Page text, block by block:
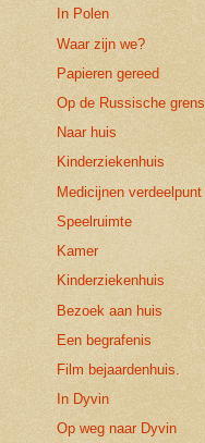
In Polen
Waar zijn we?
Papieren gereed
Op de Russische grens
Naar huis
Kinderziekenhuis
Medicijnen verdeelpunt
Speelruimte
Kamer
Kinderziekenhuis
Bezoek aan huis
Een begrafenis
Film bejaardenhuis.
In Dyvin
Op weg naar Dyvin